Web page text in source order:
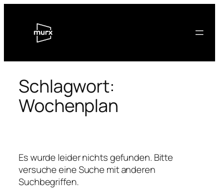
springen
Schlagwort:
Wochenplan
Es wurde leider nichts gefunden. Bitte
versuche eine Suche mit anderen
Suchbegriffen.